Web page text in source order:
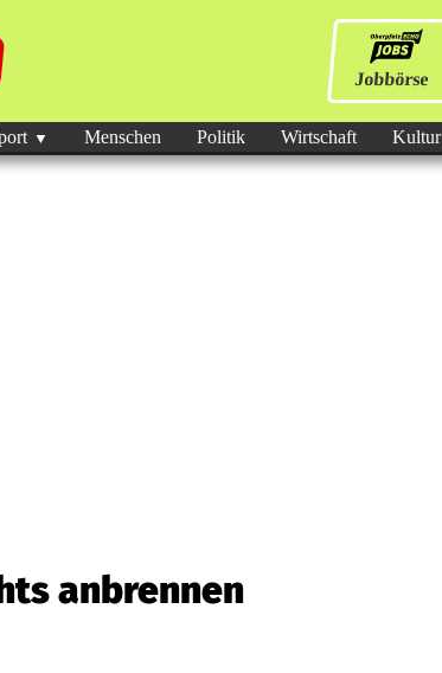
Jobbörse
Menschen Politik Wirtschaft Kultur
anbrennen